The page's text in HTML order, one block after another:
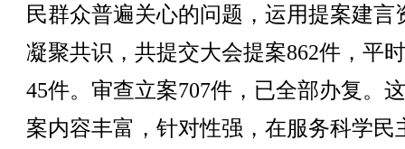
民群众普遍关心的问题，运用提案建言
凝聚共识，共提交大会提案862件，平
45件。审查立案707件，已全部办复。
案内容丰富，针对性强，在服务科学民